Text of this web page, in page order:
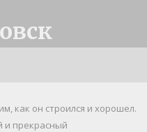
как он строился и хорошел.
и прекрасный